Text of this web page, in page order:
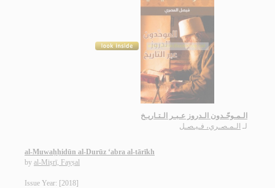
الـمـوحّـدون الـدروز عـبـر الـتـاريـخ
لـ الـمـصـري، فـيـصـل
al-Muwaḥḥidūn al-Durūz ‘abra al-tārīkh
by al-Miṣrī, Fayṣal
Issue Year: [2018]